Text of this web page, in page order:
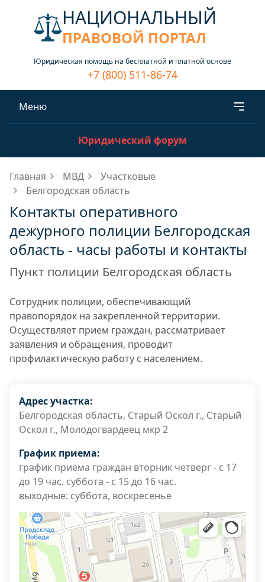
НАЦИОНАЛЬНЫЙ
ПРАВОВОЙ ПОРТАЛ
Юридическая помощь на бесплатной и платной основе
+7 (800) 511-86-74
Меню
Юридический форум
Главная МВД
Участковые
Белгородская область
Контакты оперативного
дежурного полиции Белгородская
область - часы работы и контакты
Пункт полиции Белгородская область
Сотрудник полиции, обеспечивающий
правопорядок на закрепленной территории.
Осуществляет прием граждан, рассматривает
заявления и обращения, проводит
профилактическую работу с населением.
Адрес участка:
Белгородская область, Старый Оскол г., Старый
Оскол г., Молодогвардеец мкр 2
График приема:
график приёма граждан вторник четверг - с 17
до 19 час. суббота - с 15 до 16 час.
выходные: суббота, воскресенье